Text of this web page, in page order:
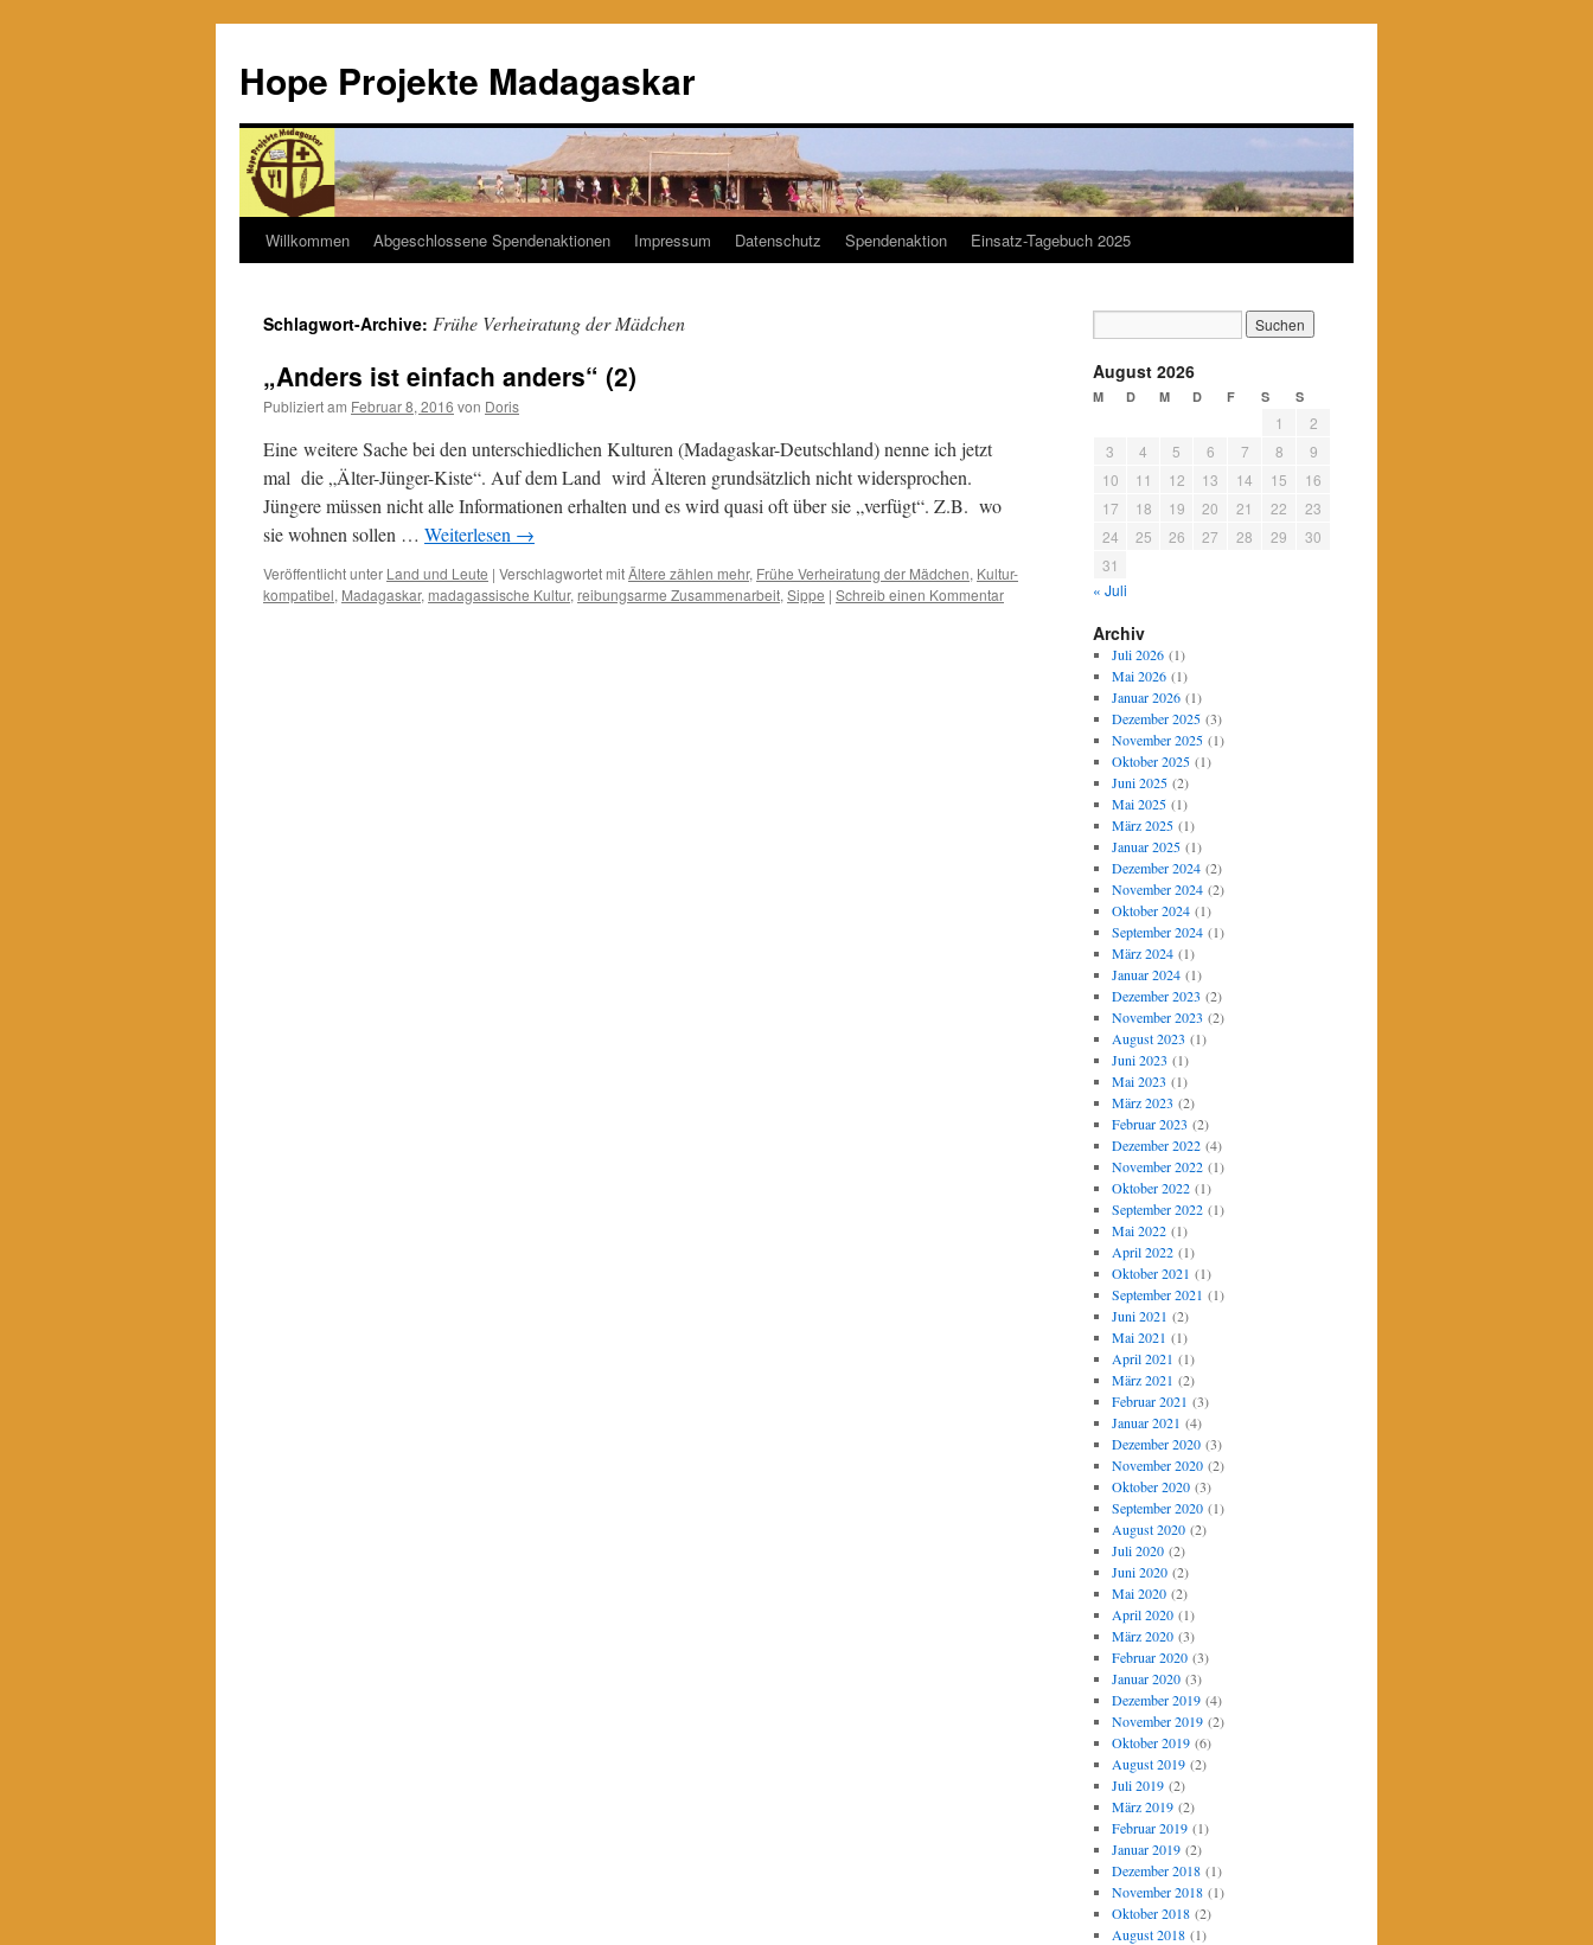
Hope Projekte Madagaskar
Zum
springen
Willkommen Abgeschlossene Spendenaktionen Impressum Datenschutz Spendenaktion Einsatz-Tagebuch 2025
Schlagwort-Archive: Frühe Verheiratung der Mädchen
„Anders ist einfach anders“ (2)
Publiziert am Februar 8, 2016 von Doris
Eine weitere Sache bei den unterschiedlichen Kulturen (Madagaskar-Deutschland) nenne ich jetzt
mal die „Älter-Jünger-Kiste“. Auf dem Land wird Älteren grundsätzlich nicht widersprochen.
Jüngere müssen nicht alle Informationen erhalten und es wird quasi oft über sie „verfügt“. Z.B. wo
sie wohnen sollen … Weiterlesen →
Veröffentlicht unter Land und Leute | Verschlagwortet mitÄltere zählen mehr, Frühe Verheiratung der Mädchen, Kultur-
kompatibel, Madagaskar, madagassische Kultur, reibungsarme Zusammenarbeit, Sippe | Schreib einen Kommentar
August 2026
M D M D F S S
1
2
3
4 5 6 7 8
9
10
11 12 13 14 15
16
17
18 19 20 21 22
23
24
25 26 27 28 29
30
31
« Juli
Archiv
Juli 2026(1)
Mai 2026(1)
Januar 2026(1)
Dezember 2025(3)
November 2025(1)
Oktober 2025(1)
Juni 2025(2)
Mai 2025(1)
März 2025(1)
Januar 2025(1)
Dezember 2024(2)
November 2024(2)
Oktober 2024(1)
September 2024(1)
März 2024(1)
Januar 2024(1)
Dezember 2023 (2)
November 2023 (2)
August 2023 (1)
Juni 2023 (1)
Mai 2023 (1)
März 2023 (2)
Februar 2023 (2)
Dezember 2022(4)
November 2022(1)
Oktober 2022(1)
September 2022(1)
Mai 2022(1)
April 2022(1)
Oktober 2021 (1)
September 2021 (1)
Juni 2021 (2)
Mai 2021 (1)
April 2021 (1)
März 2021 (2)
Februar 2021 (3)
Januar 2021 (4)
Dezember 2020(3)
November 2020(2)
Oktober 2020(3)
September 2020(1)
August 2020(2)
Juli 2020(2)
Juni 2020(2)
Mai 2020(2)
April 2020(1)
März 2020(3)
Februar 2020(3)
Januar 2020(3)
Dezember 2019(4)
November 2019(2)
Oktober 2019(6)
August 2019(2)
Juli 2019(2)
März 2019(2)
Februar 2019(1)
Januar 2019(2)
Dezember 2018(1)
November 2018(1)
Oktober 2018(2)
August 2018(1)